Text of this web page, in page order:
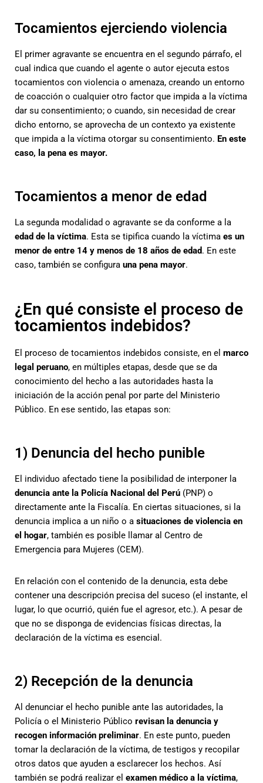
Tocamientos ejerciendo violencia
El primer agravante se encuentra en el segundo párrafo, el
cual indica que cuando el agente o autor ejecuta estos
tocamientos con violencia o amenaza, creando un entorno
de coacción o cualquier otro factor que impida a la víctima
dar su consentimiento; o cuando, sin necesidad de crear
dicho entorno, se aprovecha de un contexto ya existente
que impida a la víctima otorgar su consentimiento. En este
caso, la pena es mayor.
Tocamientos a menor de edad
La segunda modalidad o agravante se da conforme a la
edad de la víctima. Esta se tipifica cuando la víctima es un
menor de entre 14 y menos de 18 años de edad. En este
caso, también se configura una pena mayor.
¿En qué consiste el proceso de
tocamientos indebidos?
El proceso de tocamientos indebidos consiste, en el marco
legal peruano, en múltiples etapas, desde que se da
conocimiento del hecho a las autoridades hasta la
iniciación de la acción penal por parte del Ministerio
Público. En ese sentido, las etapas son:
1) Denuncia del hecho punible
El individuo afectado tiene la posibilidad de interponer la
denuncia ante la Policía Nacional del Perú (PNP) o
directamente ante la Fiscalía. En ciertas situaciones, si la
denuncia implica a un niño o a situaciones de violencia en
el hogar, también es posible llamar al Centro de
Emergencia para Mujeres (CEM).
En relación con el contenido de la denuncia, esta debe
contener una descripción precisa del suceso (el instante, el
lugar, lo que ocurrió, quién fue el agresor, etc.). A pesar de
que no se disponga de evidencias físicas directas, la
declaración de la víctima es esencial.
2) Recepción de la denuncia
Al denunciar el hecho punible ante las autoridades, la
Policía o el Ministerio Público revisan la denuncia y
recogen información preliminar. En este punto, pueden
tomar la declaración de la víctima, de testigos y recopilar
otros datos que ayuden a esclarecer los hechos. Así
también se podrá realizar el examen médico a la víctima,